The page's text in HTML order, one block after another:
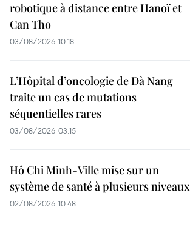
robotique à distance entre Hanoï et
Can Tho
03/08/2026 10:18
L’Hôpital d’oncologie de Dà Nang
traite un cas de mutations
séquentielles rares
03/08/2026 03:15
Hô Chi Minh-Ville mise sur un
système de santé à plusieurs niveaux
02/08/2026 10:48